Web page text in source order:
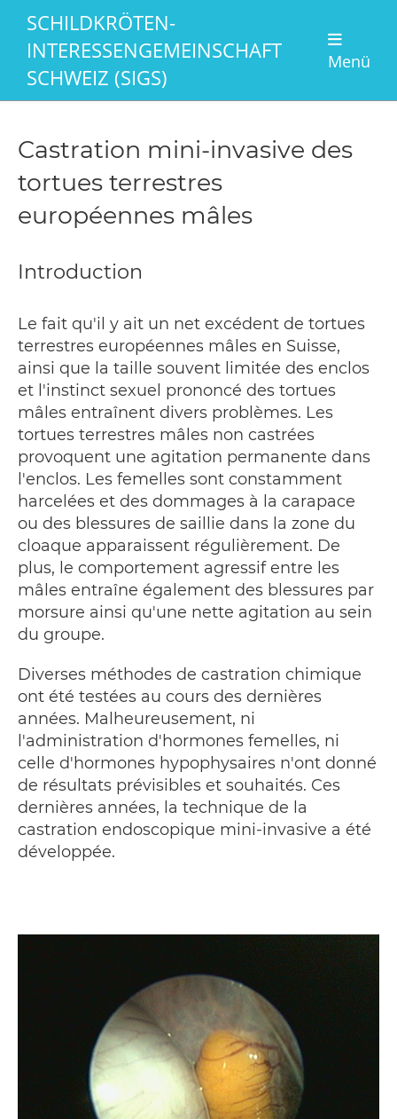
SCHILDKRÖTEN-
INTERESSENGEMEINSCHAFT
SCHWEIZ (SIGS)
Menü
Castration mini-invasive des
tortues terrestres
européennes mâles
Introduction
Le fait qu'il y ait un net excédent de tortues
terrestres européennes mâles en Suisse,
ainsi que la taille souvent limitée des enclos
et l'instinct sexuel prononcé des tortues
mâles entraînent divers problèmes. Les
tortues terrestres mâles non castrées
provoquent une agitation permanente dans
l'enclos. Les femelles sont constamment
harcelées et des dommages à la carapace
ou des blessures de saillie dans la zone du
cloaque apparaissent régulièrement. De
plus, le comportement agressif entre les
mâles entraîne également des blessures par
morsure ainsi qu'une nette agitation au sein
du groupe.
Diverses méthodes de castration chimique
ont été testées au cours des dernières
années. Malheureusement, ni
l'administration d'hormones femelles, ni
celle d'hormones hypophysaires n'ont donné
de résultats prévisibles et souhaités. Ces
dernières années, la technique de la
castration endoscopique mini-invasive a été
développée.